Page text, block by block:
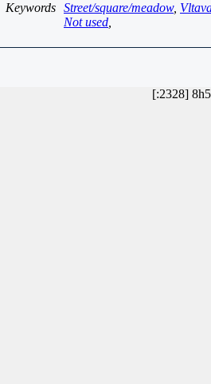
Keywords Street/square/meadow,
Not used
[:2328]